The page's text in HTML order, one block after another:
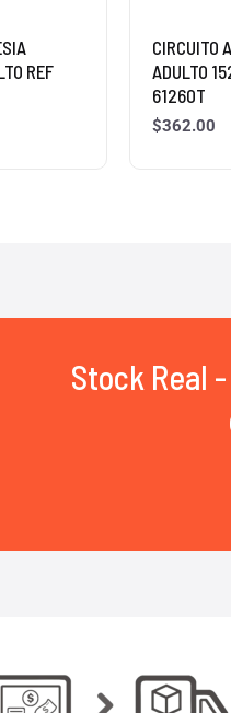
REF
CIRCUITO
ADULTO
61260T
$362.00
Stock Real